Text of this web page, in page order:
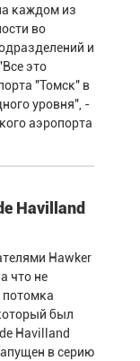
каждом из
во
и
это
"Томск" в
уровня", -
аэропорта
Havilland
Hawker
что не
потомка
был
Havilland
в серию